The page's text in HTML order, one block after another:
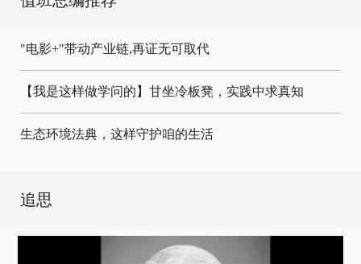
"电影+"带动产业链,再证无可取代
【我是这样做学问的】甘坐冷板凳，实践中求真知
生态环境法典，这样守护咱的生活
追思